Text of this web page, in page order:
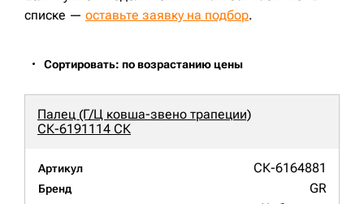
списке — оставьте заявку на подбор.
Сортировать: по возрастанию цены
Палец (Г/Ц ковша-звено трапеции)
СК-6191114 СК
Артикул СК-6164881
Бренд GR